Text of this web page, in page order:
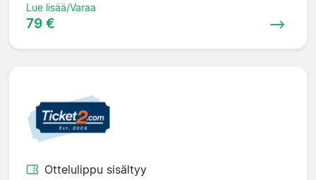
Lue lisää/Varaa
79 €
Ottelulippu sisältyy